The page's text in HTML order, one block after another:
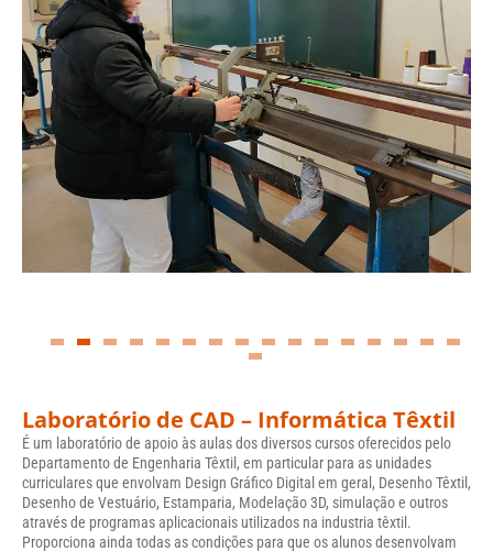
Laboratório de CAD – Informática Têxtil
É um laboratório de apoio às aulas dos diversos cursos oferecidos pelo
Departamento de Engenharia Têxtil, em particular para as unidades
curriculares que envolvam Design Gráfico Digital em geral, Desenho Têxtil,
Desenho de Vestuário, Estamparia, Modelação 3D, simulação e outros
através de programas aplicacionais utilizados na industria têxtil.
Proporciona ainda todas as condições para que os alunos desenvolvam